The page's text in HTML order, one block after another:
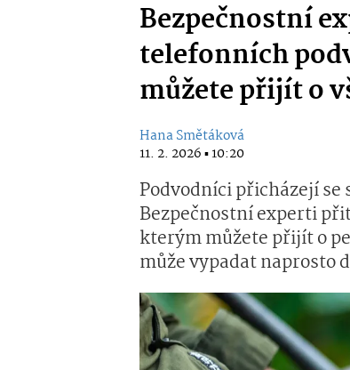
Bezpečnostní
telefonních
můžete přijít o
Hana Smětáková
11. 2. 2026 ▪ 10:20
Podvodníci přicházejí
Bezpečnostní experti
kterým můžete přijít o
může vypadat naprosto